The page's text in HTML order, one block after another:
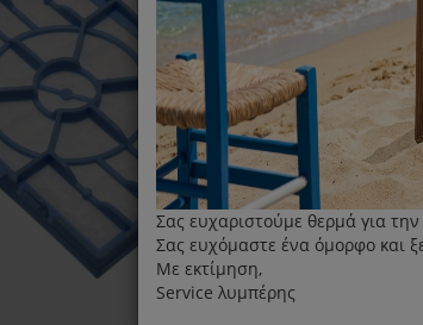
Σας ευχαριστούμε θερμά για
Σας ευχόμαστε ένα όμορφο και
Με εκτίμηση,
Service λυμπέρης